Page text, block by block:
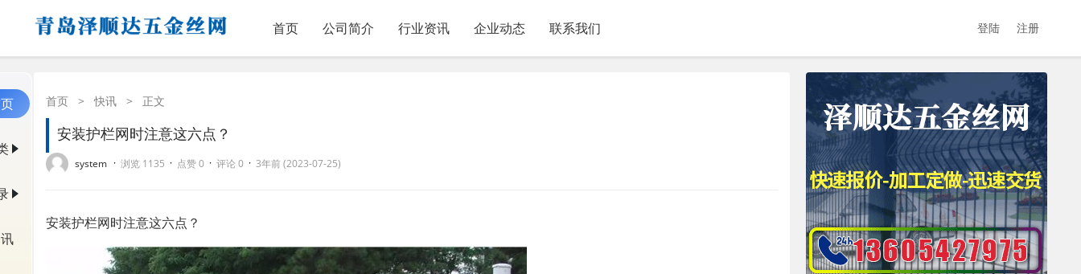
首页 公司简介 行业资讯 企业动态 联系我们 登陆 注册
首页 > 快讯 > 正文
安装护栏网时注意这六点？
system · 浏览 1135 · 点赞 0 · 评论 0 · 3年前 (2023-07-25)
安装护栏网时注意这六点？